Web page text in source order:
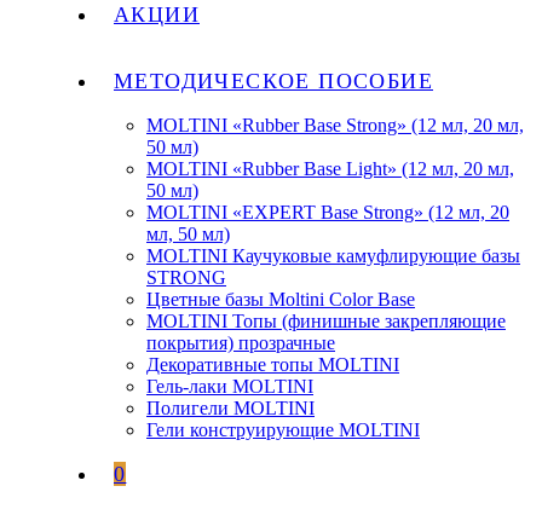
АКЦИИ
МЕТОДИЧЕСКОЕ ПОСОБИЕ
MOLTINI «Rubber Base Strong» (12 мл, 20 мл,
50 мл)
MOLTINI «Rubber Base Light» (12 мл, 20 мл,
50 мл)
MOLTINI «EXPERT Base Strong» (12 мл, 20
мл, 50 мл)
MOLTINI Каучуковые камуфлирующие базы
STRONG
Цветные базы Moltini Color Base
MOLTINI Топы (финишные закрепляющие
покрытия) прозрачные
Декоративные топы MOLTINI
Гель-лаки MOLTINI
Полигели MOLTINI
Гели конструирующие MOLTINI
0